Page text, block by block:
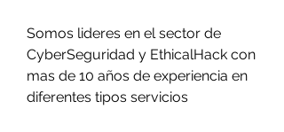
Somos lideres en el sector de
CyberSeguridad y EthicalHack con
mas de 10 años de experiencia en